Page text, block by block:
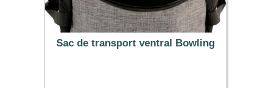
Sac de transport ventral Bowling